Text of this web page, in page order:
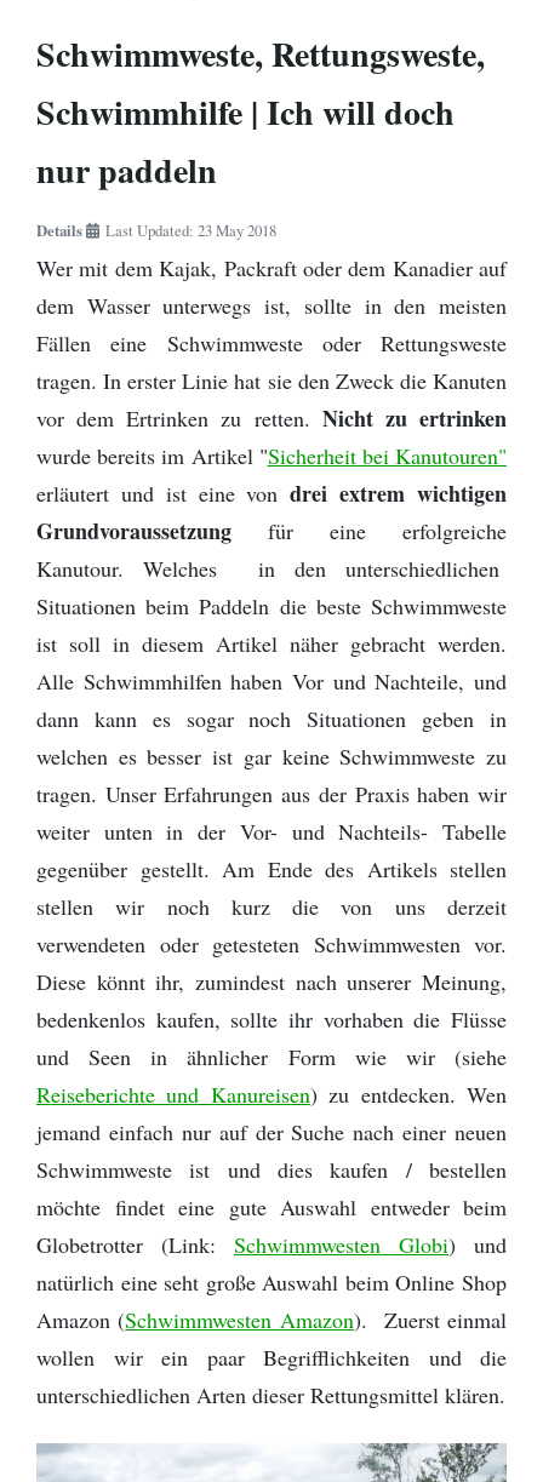
Schwimmweste, Rettungsweste,
Schwimmhilfe | Ich will doch
nur paddeln
Details Last Updated: 23 May 2018
Wer mit dem Kajak, Packraft oder dem Kanadier auf
dem Wasser unterwegs ist, sollte in den meisten
Fällen eine Schwimmweste oder Rettungsweste
tragen. In erster Linie hat sie den Zweck die Kanuten
vor dem Ertrinken zu retten. Nicht zu ertrinken
wurde bereits im Artikel "Sicherheit bei Kanutouren"
erläutert und ist eine vondrei extrem wichtigen
Grundvoraussetzung für eine erfolgreiche
Kanutour. Welches in den unterschiedlichen
Situationen beim Paddeln die beste Schwimmweste
ist soll in diesem Artikel näher gebracht werden.
Alle Schwimmhilfen haben Vor und Nachteile, und
dann kann es sogar noch Situationen geben in
welchen es besser ist gar keine Schwimmweste zu
tragen. Unser Erfahrungen aus der Praxis haben wir
weiter unten in der Vor- und Nachteils- Tabelle
gegenüber gestellt. Am Ende des Artikels stellen
stellen wir noch kurz die von uns derzeit
verwendeten oder getesteten Schwimmwesten vor.
Diese könnt ihr, zumindest nach unserer Meinung,
bedenkenlos kaufen, sollte ihr vorhaben die Flüsse
und Seen in ähnlicher Form wie wir (siehe
Reiseberichte und Kanureisen) zu entdecken. Wen
jemand einfach nur auf der Suche nach einer neuen
Schwimmweste ist und dies kaufen / bestellen
möchte findet eine gute Auswahl entweder beim
Globetrotter (Link: Schwimmwesten Globi) und
natürlich eine seht große Auswahl beim Online Shop
Amazon (Schwimmwesten Amazon). Zuerst einmal
wollen wir ein paar Begrifflichkeiten und die
unterschiedlichen Arten dieser Rettungsmittel klären.
Outdoor Basiswissen - Lagerfeuer -
werde ich reich, schön und gesund?
Wie sind denn die Schweden so?
Outdoor Küche / Wildnisküchen
Erklärung
Schlittenhund Urlaub - Husky Trekking -
Packrafting
Zwiebel- Schichtenprinzip. Wer es anders
Rucksack - Kanutour und Trekking
Ausrüstungslisten Download
Schuhe / Stiefel
Angelköder zum Spinnfischen
Perfekt optimierte Spinnfischen